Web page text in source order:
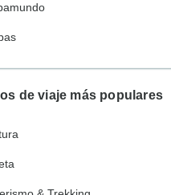
de viaje más populares